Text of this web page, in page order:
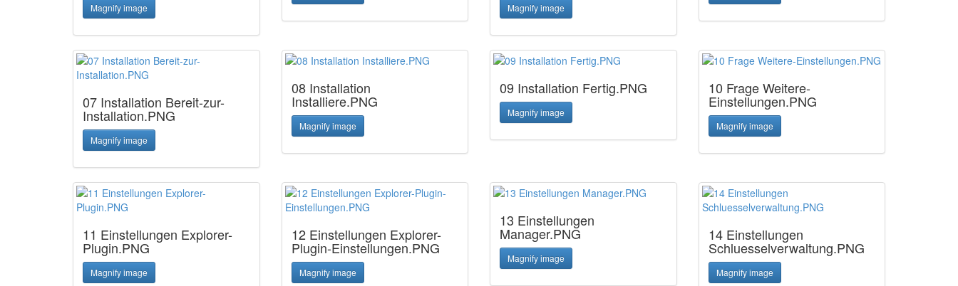
Magnify image Magnify image
07 Installation Bereit-zur-
Installation.PNG
Magnify image
08 Installation
Installiere.PNG
Magnify image
09 Installation Fertig.PNG
Magnify image
10 Frage Weitere-
Einstellungen.PNG
Magnify image
11 Einstellungen Explorer-
Plugin.PNG
Magnify image
12 Einstellungen Explorer-
Plugin-Einstellungen.PNG
Magnify image
13 Einstellungen
Manager.PNG
Magnify image
14 Einstellungen
Schluesselverwaltung.PNG
Magnify image